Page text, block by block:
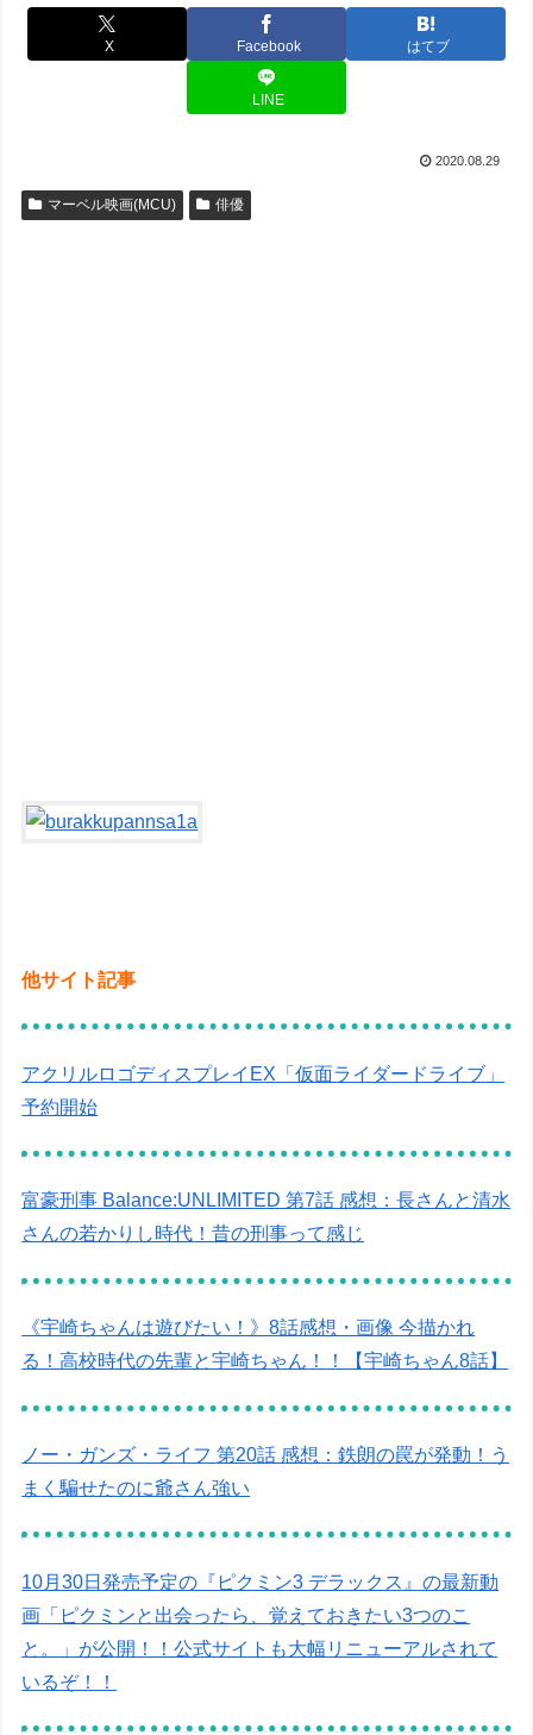
X Facebook はてブ
LINE
2020.08.29
マーベル映画(MCU) 俳優
他サイト記事
アクリルロゴディスプレイEX「仮面ライダードライブ」
予約開始
富豪刑事 Balance:UNLIMITED 第7話 感想：長さんと清水
さんの若かりし時代！昔の刑事って感じ
《宇崎ちゃんは遊びたい！》8話感想・画像 今描かれ
る！高校時代の先輩と宇崎ちゃん！！【宇崎ちゃん8話】
ノー・ガンズ・ライフ 第20話 感想：鉄朗の罠が発動！う
まく騙せたのに爺さん強い
10月30日発売予定の『ピクミン3 デラックス』の最新動
画「ピクミンと出会ったら、覚えておきたい3つのこ
と。」が公開！！公式サイトも大幅リニューアルされて
いるぞ！！